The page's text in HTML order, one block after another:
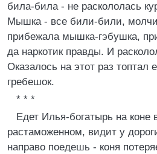
била-била - не раскололась
Мышка - все били-били,
прибежала мышка-гэбушка,
да наркотик правды. И
Оказалось на этот раз топтал
гребешок.
* * *
Едет Илья-богатырь на коне
растаможенном, видит у
направо поедешь - коня